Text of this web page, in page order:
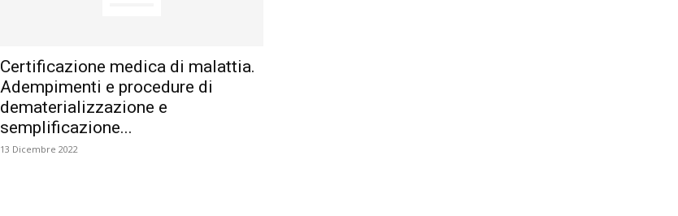
Certificazione medica di malattia.
Adempimenti e procedure di
dematerializzazione e
semplificazione...
13 Dicembre 2022